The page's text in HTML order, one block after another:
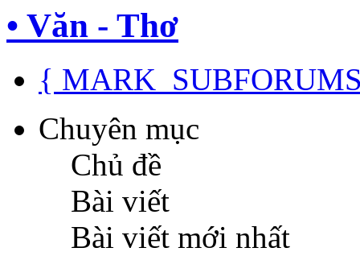
• Văn - Thơ
{
Chuyên mục
Chủ đề
Bài viết
Bài viết mới nhất